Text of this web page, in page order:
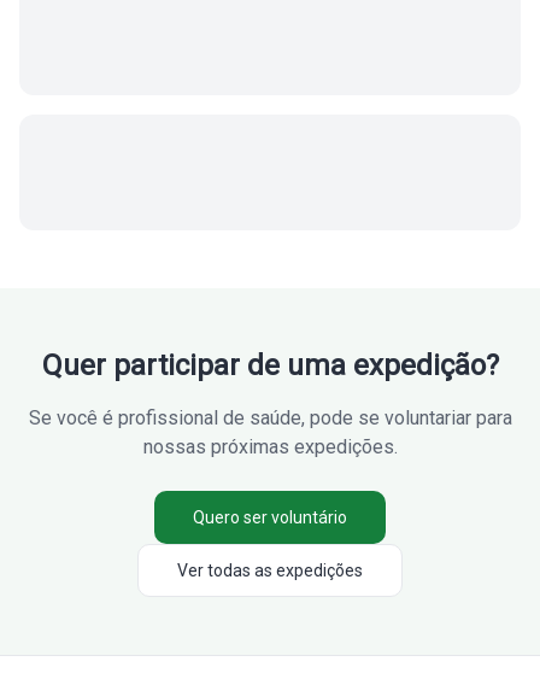
Quer participar de uma expedição?
Se você é profissional de saúde, pode se voluntariar para
nossas próximas expedições.
Quero ser voluntário
Ver todas as expedições